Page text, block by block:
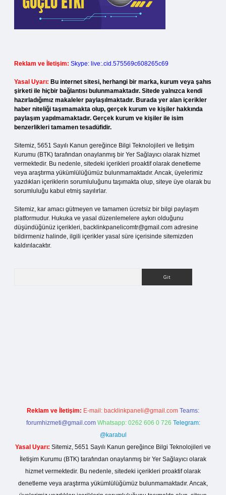
Reklam ve İletişim: Skype: live:.cid.575569c608265c69
Yasal Uyarı: Bu internet sitesi, herhangi bir marka, kurum veya şahıs
şirketi ile hiçbir bağlantısı bulunmamaktadır. Sitede yalnızca kendi
hazırladığımız makaleler paylaşılmaktadır. Burada yer alan içerikler
haber niteliği taşımamakta olup, gerçek kurum ve kişiler hakkında
paylaşım yapılmamaktadır. Gerçek kurum ve kişiler ile isim
benzerlikleri tamamen tesadüfidir.
Sitemiz, 5651 Sayılı Kanun gereğince Bilgi Teknolojileri ve İletişim
Kurumu (BTK) tarafından onaylanmış bir Yer Sağlayıcı olarak hizmet
vermektedir. Bu nedenle, sitedeki içerikleri proaktif olarak denetleme
veya araştırma yükümlülüğümüz bulunmamaktadır. Ancak, üyelerimiz
yazdıkları içeriklerin sorumluluğunu taşımakta olup, siteye üye olarak bu
sorumluluğu kabul etmiş sayılırlar.
Sitemiz, kar amacı gütmeyen ve tamamen ücretsiz bir bilgi paylaşım
platformudur. Hukuka ve yasal düzenlemelere aykırı olduğunu
düşündüğünüz içerikleri, backlinkpanelicomtr@gmail.com adresine
bildirmeniz halinde, ilgili içerikler yasal süre içerisinde sitemizden
kaldırılacaktır.
Reklam ve İletişim: E-mail: backlinkpaneli@gmail.com Teams:
forumhizmeti@gmail.com Whatsapp: 0262 606 0 726 Telegram:
@karabul
Yasal Uyarı: Sitemiz, 5651 Sayılı Kanun gereğince Bilgi Teknolojileri ve
İletişim Kurumu (BTK) tarafından onaylanmış bir Yer Sağlayıcı olarak
hizmet vermektedir. Bu nedenle, sitedeki içerikleri proaktif olarak
denetleme veya araştırma yükümlülüğümüz bulunmamaktadır. Ancak,